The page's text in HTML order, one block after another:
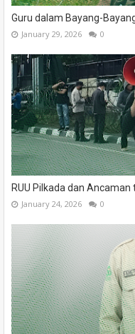
Guru dalam Bayang-
January 29, 2026 0
RUU Pilkada dan
January 24, 2026 0